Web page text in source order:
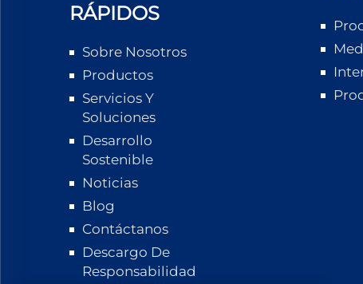
RÁPIDOS
Sobre Nosotros
Productos
Servicios Y
Soluciones
Desarrollo
Sostenible
Noticias
Blog
Contáctanos
Descargo De
Responsabilidad